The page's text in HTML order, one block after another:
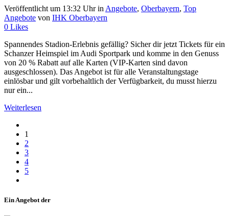
Veröffentlicht um 13:32 Uhrin Angebote, Oberbayern, Top
Angebote von IHK Oberbayern
0 Likes
Spannendes Stadion-Erlebnis gefällig? Sicher dir jetzt Tickets für ein
Schanzer Heimspiel im Audi Sportpark und komme in den Genuss
von 20 % Rabatt auf alle Karten (VIP-Karten sind davon
ausgeschlossen). Das Angebot ist für alle Veranstaltungstage
einlösbar und gilt vorbehaltlich der Verfügbarkeit, du musst hierzu
nur ein...
Weiterlesen
1
2
3
4
5
Ein Angebot der